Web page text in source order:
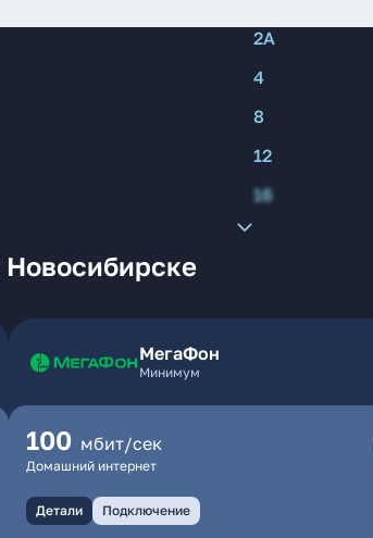
2А
4
8
12
16
МегаФон
Минимум
100 мбит/сек
Домашний интернет
Детали Подключение